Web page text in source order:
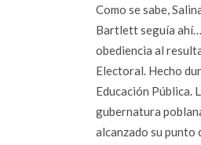
Como se sabe,
Bartlett seguía
obediencia al
Electoral. Hecho
Educación Pública.
gubernatura
alcanzado su punto